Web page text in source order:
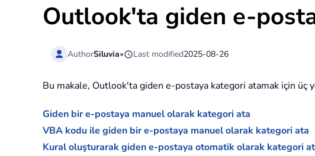
Outlook'ta giden e-
AuthorSiluvia• Last modified2025-08-26
Bu makale, Outlook'ta giden e-postaya kategori atamak için üç
Giden bir e-postaya manuel olarak kategori ata
VBA kodu ile giden bir e-postaya manuel olarak kategori ata
Kural oluşturarak giden e-postaya otomatik olarak kategori